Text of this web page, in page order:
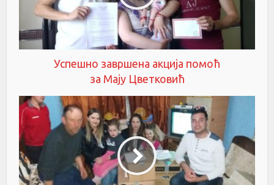
Успешно завршена акција помоћ
за Мају Цветковић